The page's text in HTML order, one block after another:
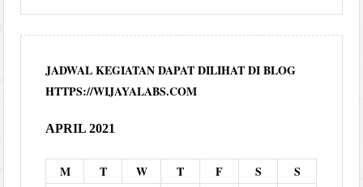
JADWAL KEGIATAN DAPAT DILIHAT DI BLOG
HTTPS://WIJAYALABS.COM
APRIL 2021
M T W T F S S